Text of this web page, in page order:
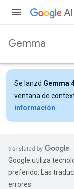
Gemma
Se lanzó Gemma
ventana de
información
Google utiliza
preferido. Las
errores.